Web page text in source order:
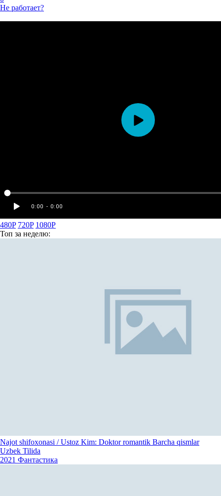
Не работает?
480P 720P 1080P
Топ за неделю:
Najot shifoxonasi / Ustoz Kim: Doktor romantik Barcha qismlar
Uzbek Tilida
2021 Фантастика